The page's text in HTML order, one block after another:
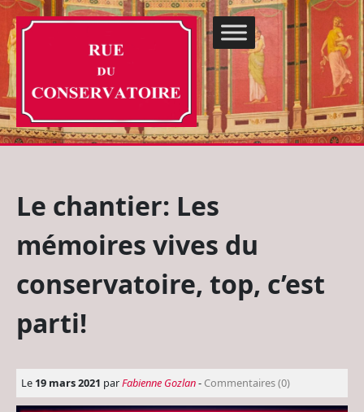
Le chantier: Les
mémoires vives du
conservatoire, top, c’est
parti!
Le 19 mars 2021 parFabienne Gozlan- Commentaires (0)